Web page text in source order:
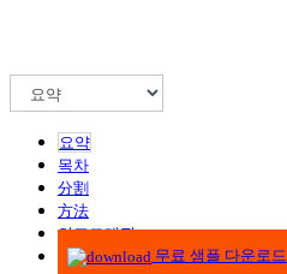
요약
목차
分割
方法
인포그래픽
무료 샘플 다운로드